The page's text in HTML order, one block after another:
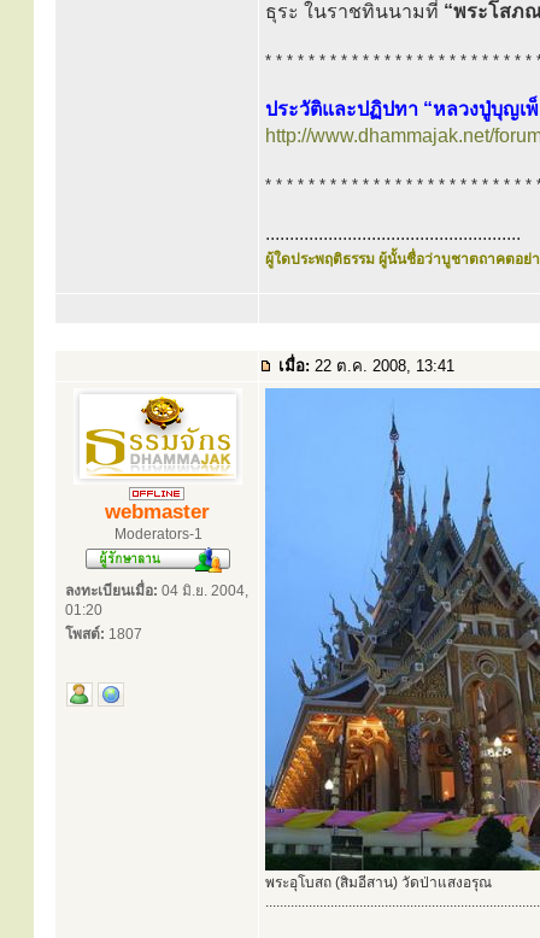
ธุระ ในราชทินนามที่ “พระโสภ
* * * * * * * * * * * * * * * * * * * * * * * * *
ประวัติและปฏิปทา “หลวงปู่บุญเ
http://www.dhammajak.net/
* * * * * * * * * * * * * * * * * * * * * * * * *
.....................................................
ผู้ใดประพฤติธรรม ผู้นั้นชื่อว่าบูชาตถาคตอย่า
เมื่อ: 22 ต.ค. 2008, 13:41
webmaster
Moderators-1
ลงทะเบียนเมื่อ: 04 มิ.ย. 2004,
01:20
โพสต์: 1807
พระอุโบสถ (สิมอีสาน) วัดป่าแสงอรุณ
............................................................................